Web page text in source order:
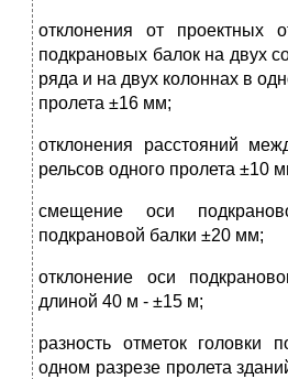
отклонения от проектных
подкрановых балок на двух
ряда и на двух колоннах в
пролета ±16 мм;
отклонения расстояний
рельсов одного пролета ±10
смещение оси
подкрановой балки ±20 мм;
отклонение оси
длиной 40 м - ±15 м;
разность отметок головки
одном разрезе пролета